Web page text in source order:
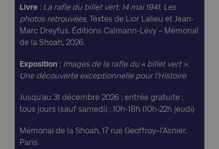
Livre : La rafle du billet vert. 14 mai 1941. Les
photos retrouvées. Textes de Lior Lalieu et Jean-
Marc Dreyfus. Éditions Calmann‑Lévy – Mémorial
de la Shoah, 2026.
Exposition : Images de la rafle du « billet vert ».
Une découverte exceptionnelle pour l’Histoire
Jusqu’au 31 décembre 2026 ; entrée gratuite ;
tous jours (sauf samedi) : 10h-18h (10h-22h jeudi)
Mémorial de la Shoah, 17 rue Geoffroy–l’Asnier,
Paris.